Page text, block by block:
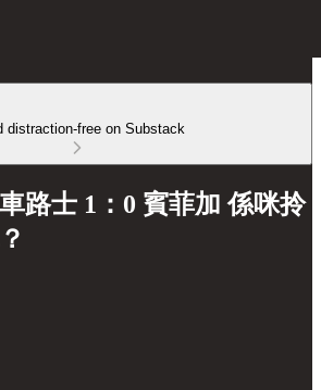
distraction-free on Substack
路士 1：0 賓菲加 係咪拎